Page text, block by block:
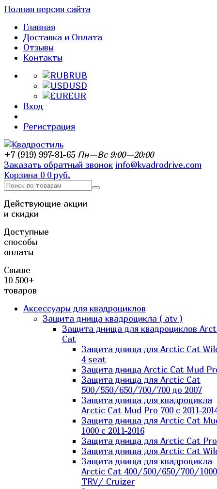
Полная версия сайта
Главная
Доставка и Оплата
Отзывы
Контакты
RUB
USD
EUR
Вход
Регистрация
+7 (919) 997-81-65 Пн—Вс 9:00—20:00
Заказать обратный звонок info@kvadrodrive.com
Корзина 0 0 руб.
Действующие акции
и скидки
Доступные
способы
оплаты
Свыше
10 500+
товаров
Аксессуары для квадроциклов
Защита днища квадроцикла ( atv )
Защита днища для квадроциклов
Cat
Защита днища для Arctic Cat
4 seat
Защита днища Arctic Cat Mud
Защита днища для Arctic Cat
500/550/650/700/700 до 2007
Защита днища для квадроцикла
Arctic Cat Mud Pro 700 с 2011-
Защита днища для Arctic Cat
1000 c 2011-2016
Защита днища для Arctic Cat
Защита днища для Arctic Cat
Защита днища для квадроцикла
Arctic Cat 400/500/650/700/1000
TRV/ Cruizer